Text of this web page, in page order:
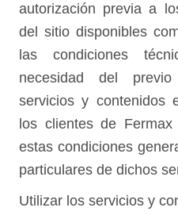
autorización previa a
del sitio disponibles
las condiciones
necesidad del
servicios y contenidos
los clientes de
estas condiciones
particulares de dichos
Utilizar los servicios y